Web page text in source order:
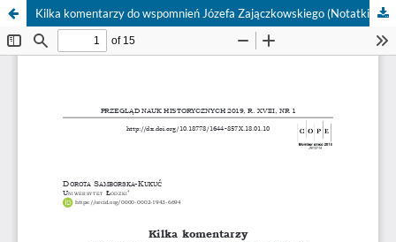
Kilka komentarzy do wspomnień Józefa Zajączkowskiego (Notatki z czasów powstania w r. 1863 a mianowicie w m. Łodzi i jego okolicach)